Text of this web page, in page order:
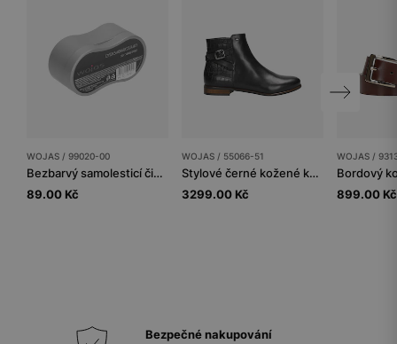
WOJAS / 99020-00
Bezbarvý samolesticí čistič
89.00 Kč
WOJAS / 55066-51
Stylové černé kožené kotníkové boty dámské na zip
3299.00 Kč
WOJAS /
899.00 Kč
Bezpečné nakupování